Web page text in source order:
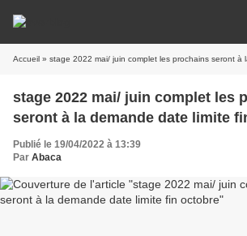
Accueil » stage 2022 mai/ juin complet les prochains seront à la
stage 2022 mai/ juin complet les
seront à la demande date
Publié le 19/04/2022 à 13:39
Par Abaca